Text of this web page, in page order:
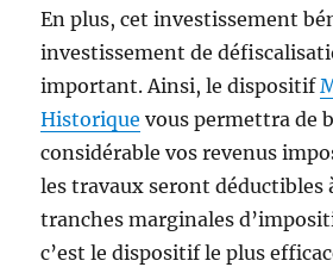
En plus, cet investissement
investissement de
important. Ainsi, le dispositif
Historique vous permettra de
considérable vos revenus
les travaux seront déductibles
tranches marginales
c’est le dispositif le plus